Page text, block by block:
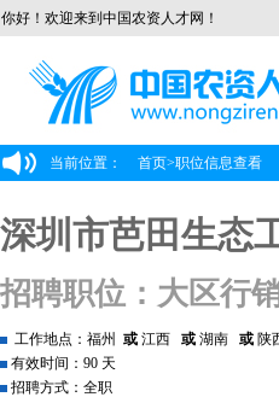
你好！欢迎来到中国农资人才网！
当前位置： 首页>职位信息查看
深圳市芭田生态
招聘职位：大区行
工作地点：福州 或 江西 或 湖南 或 陕
有效时间：90 天
招聘方式：全职